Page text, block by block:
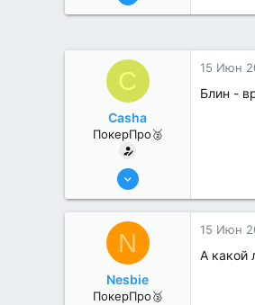
C
Casha
ПокерПро🥈
13 Июн 2022
0
15 Июн
Блин -
N
Nesbie
ПокерПро🥈
15 Июн
А какой